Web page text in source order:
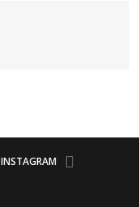
INSTAGRAM